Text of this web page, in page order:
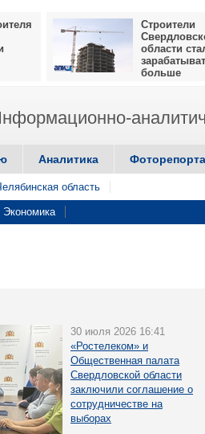
Строители
области
больше
Аналитика
область
Экономика
30 июля 2026 16:41
«Ростелеком» и
Общественная палата
Свердловской области
заключили соглашение о
сотрудничестве на
выборах